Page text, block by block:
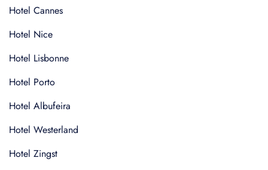
Hotel Cannes
Hotel Nice
Hotel Lisbonne
Hotel Porto
Hotel Albufeira
Hotel Westerland
Hotel Zingst